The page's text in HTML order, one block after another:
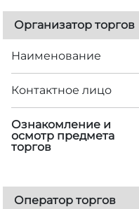
Организатор торгов
Наименование
Контактное лицо
Ознакомление и
осмотр предмета
торгов
Оператор торгов